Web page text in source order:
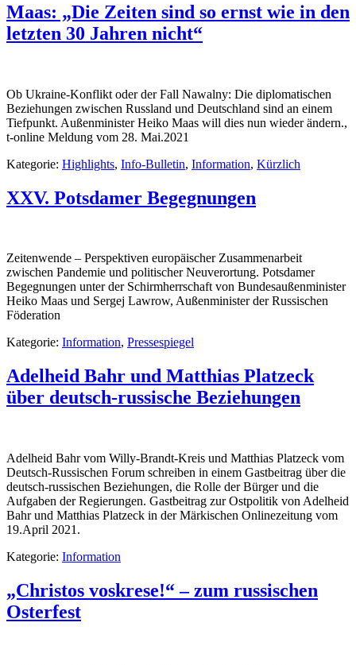
Maas: „Die Zeiten sind so ernst wie in den
letzten 30 Jahren nicht“
Ob Ukraine-Konflikt oder der Fall Nawalny: Die diplomatischen
Beziehungen zwischen Russland und Deutschland sind an einem
Tiefpunkt. Außenminister Heiko Maas will dies nun wieder ändern.,
t-online Meldung vom 28. Mai.2021
Kategorie: Highlights, Info-Bulletin, Information, Kürzlich
XXV. Potsdamer Begegnungen
Zeitenwende – Perspektiven europäischer Zusammenarbeit
zwischen Pandemie und politischer Neuverortung. Potsdamer
Begegnungen unter der Schirmherrschaft von Bundesaußenminister
Heiko Maas und Sergej Lawrow, Außenminister der Russischen
Föderation
Kategorie: Information, Pressespiegel
Adelheid Bahr und Matthias Platzeck
über deutsch-russische Beziehungen
Adelheid Bahr vom Willy-Brandt-Kreis und Matthias Platzeck vom
Deutsch-Russischen Forum schreiben in einem Gastbeitrag über die
deutsch-russischen Beziehungen, die Rolle der Bürger und die
Aufgaben der Regierungen. Gastbeitrag zur Ostpolitik von Adelheid
Bahr und Matthias Platzeck in der Märkischen Onlinezeitung vom
19.April 2021.
Kategorie: Information
„Christos voskrese!“ – zum russischen
Osterfest